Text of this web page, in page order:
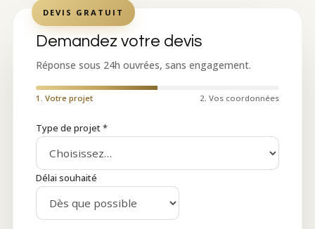
DEVIS GRATUIT
Demandez votre devis
Réponse sous 24h ouvrées, sans engagement.
1. Votre projet 2. Vos coordonnées
Type de projet *
Délai souhaité